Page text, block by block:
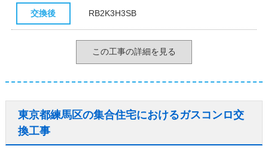
交換後 RB2K3H3SB
この工事の詳細を見る
東京都練馬区の集合住宅におけるガスコンロ交
換工事